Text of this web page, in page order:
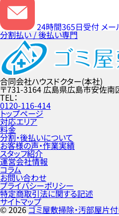
24時間365日受付 メー
分割払い / 後払い専門
合同会社ハウスドクター(本社)
〒731-3164 広島県広島市安佐南
TEL
0120-116-414
トップページ
対応エリア
料金
分割・後払いについて
お客様の声・作業実績
スタッフ紹介
運営会社情報
コラム
お問い合わせ
プライバシーポリシー
特定商取引法に関する記述
サイトマップ
©2026ゴミ屋敷掃除・汚部屋片